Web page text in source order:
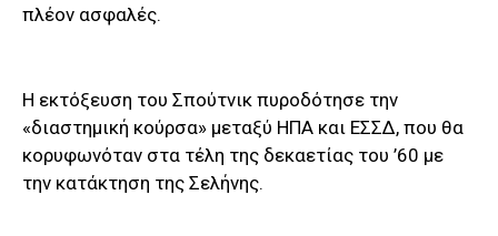
πλέον ασφαλές.
Η εκτόξευση του Σπούτνικ πυροδότησε την
«διαστημική κούρσα» μεταξύ ΗΠΑ και ΕΣΣΔ, που θα
κορυφωνόταν στα τέλη της δεκαετίας του ’60 με
την κατάκτηση της Σελήνης.